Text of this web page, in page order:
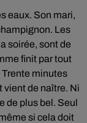
eaux. Son mari,
Les
soirée, sont de
finit par tout
minutes
vient de naître. Ni
de plus bel. Seul
si cela doit